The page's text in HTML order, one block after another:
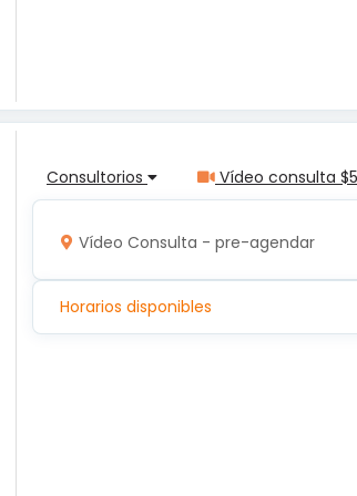
Consultorios Vídeo consulta
Vídeo Consulta - pre-agendar
Horarios disponibles